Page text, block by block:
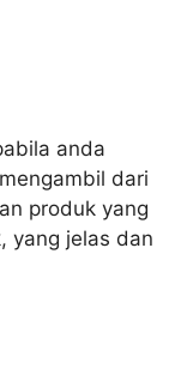
anda
dari
produk yang
yang jelas dan